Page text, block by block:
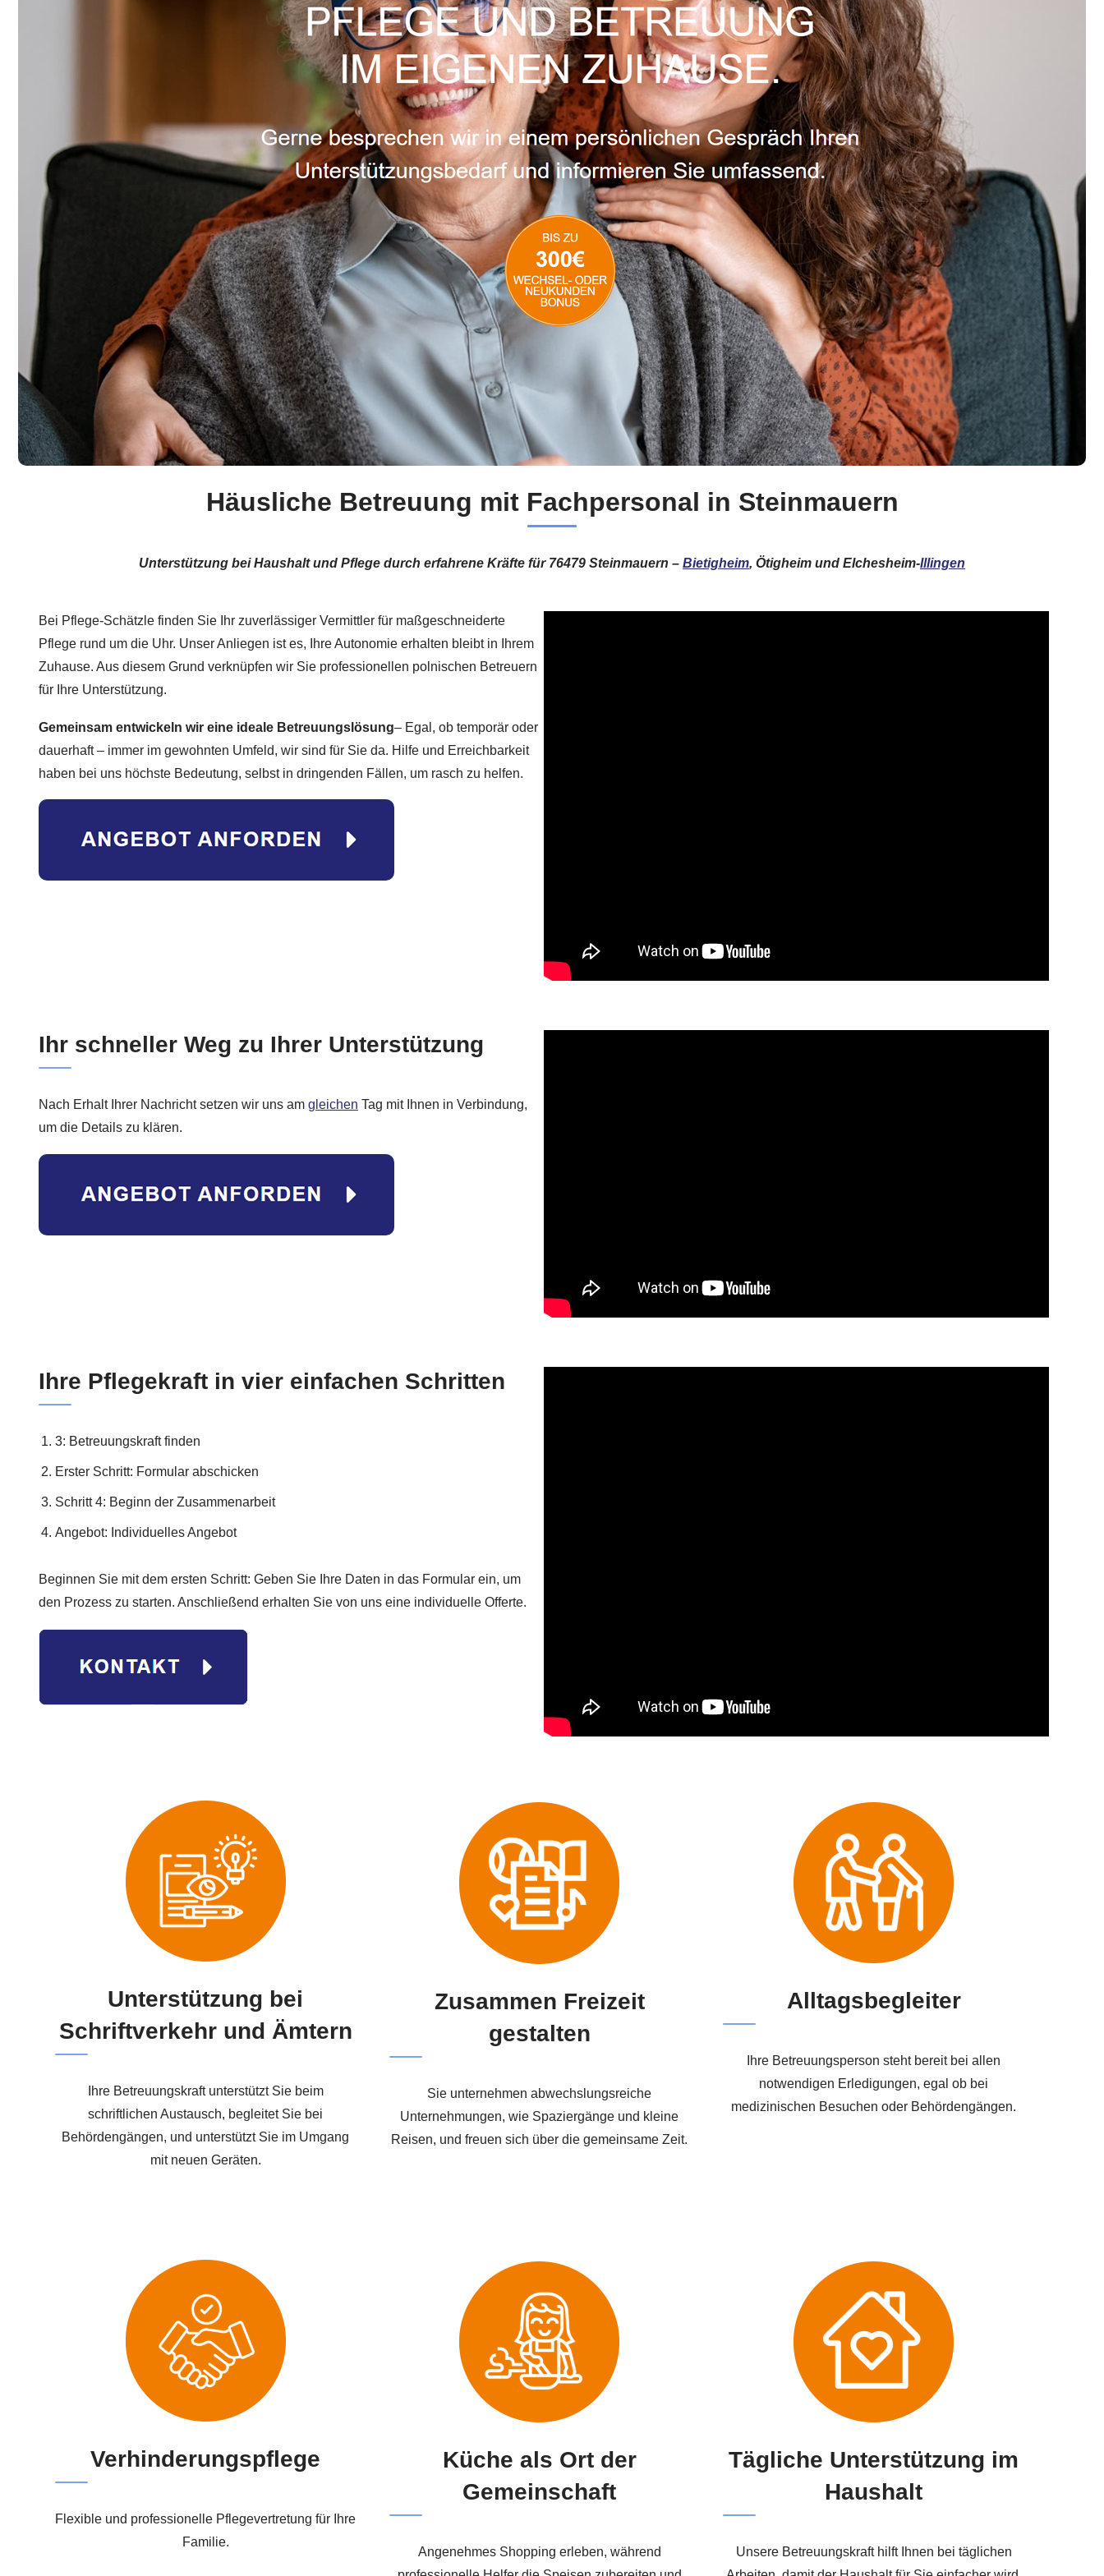
Häusliche Betreuung mit Fachpersonal in Steinmauern
Unterstützung bei Haushalt und Pflege durch erfahrene Kräfte für 76479 Steinmauern – Bietigheim, Ötigheim und Elchesheim-Illingen
Bei Pflege-Schätzle finden Sie Ihr zuverlässiger Vermittler für maßgeschneiderte
Pflege rund um die Uhr. Unser Anliegen ist es, Ihre Autonomie erhalten bleibt in Ihrem
Zuhause. Aus diesem Grund verknüpfen wir Sie professionellen polnischen Betreuern
für Ihre Unterstützung.
Gemeinsam entwickeln wir eine ideale Betreuungslösung– Egal, ob temporär oder
dauerhaft – immer im gewohnten Umfeld, wir sind für Sie da. Hilfe und Erreichbarkeit
haben bei uns höchste Bedeutung, selbst in dringenden Fällen, um rasch zu helfen.
Ihr schneller Weg zu Ihrer Unterstützung
Nach Erhalt Ihrer Nachricht setzen wir uns am gleichen Tag mit Ihnen in Verbindung,
um die Details zu klären.
Ihre Pflegekraft in vier einfachen Schritten
3: Betreuungskraft finden
Erster Schritt: Formular abschicken
Schritt 4: Beginn der Zusammenarbeit
Angebot: Individuelles Angebot
Beginnen Sie mit dem ersten Schritt: Geben Sie Ihre Daten in das Formular ein, um
den Prozess zu starten. Anschließend erhalten Sie von uns eine individuelle Offerte.
Unterstützung bei
Schriftverkehr und Ämtern
Ihre Betreuungskraft unterstützt Sie beim
schriftlichen Austausch, begleitet Sie bei
Behördengängen, und unterstützt Sie im Umgang
mit neuen Geräten.
Zusammen Freizeit
gestalten
Sie unternehmen abwechslungsreiche
Unternehmungen, wie Spaziergänge und kleine
Reisen, und freuen sich über die gemeinsame Zeit.
Alltagsbegleiter
Ihre Betreuungsperson steht bereit bei allen
notwendigen Erledigungen, egal ob bei
medizinischen Besuchen oder Behördengängen.
Verhinderungspflege
Flexible und professionelle Pflegevertretung für Ihre
Familie.
Küche als Ort der
Gemeinschaft
Angenehmes Shopping erleben, während
Tägliche Unterstützung im
Haushalt
Unsere Betreuungskraft hilft Ihnen bei täglichen